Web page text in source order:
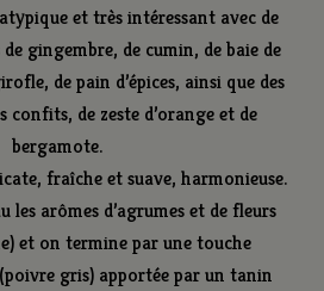
et très intéressant avec de
gingembre, de cumin, de baie de
de pain d’épices, ainsi que des
confits, de zeste d’orange et de
bergamote.
fraîche et suave, harmonieuse.
les arômes d’agrumes et de fleurs
et on termine par une touche
gris) apportée par un tanin